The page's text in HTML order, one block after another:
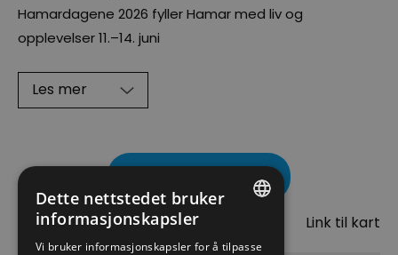
Hamardagene 2026 fyller Hamar med liv og
opplevelser 11.–14. juni
Les mer
Kart Link til kart
Dette nettstedet bruker
informasjonskapsler
Vi bruker informasjonskapsler for å tilpasse